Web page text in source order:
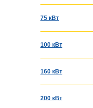
75 кВт
100 кВт
160 кВт
200 кВт